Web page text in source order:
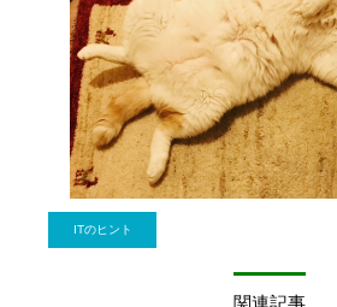
ITのヒント
関連記事